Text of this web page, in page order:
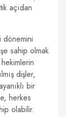
açıdan
dönemini
sahip olmak
dişler,
bir
herkes
olabilir.